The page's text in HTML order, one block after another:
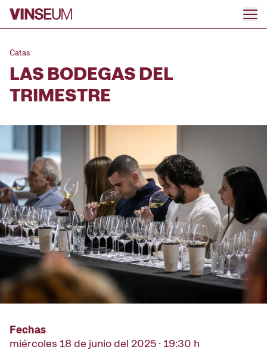
Ir al contenido
Catas
LAS BODEGAS DEL
TRIMESTRE
Fechas
miércoles 18 de junio del 2025 · 19:30 h